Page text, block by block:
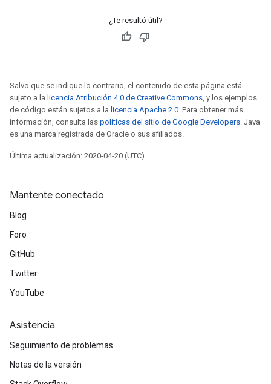
¿Te resultó útil?
Salvo que se indique lo contrario, el contenido de esta página está
sujeto a la licencia Atribución 4.0 de Creative Commons, y los ejemplos
de código están sujetos a la licencia Apache 2.0. Para obtener más
información, consulta las políticas del sitio de Google Developers. Java
es una marca registrada de Oracle o sus afiliados.
Última actualización: 2020-04-20 (UTC)
Mantente conectado
Blog
Foro
GitHub
Twitter
YouTube
Asistencia
Seguimiento de problemas
Notas de la versión